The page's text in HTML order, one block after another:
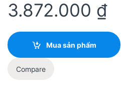
3.872.000 ₫
Mua sản phẩm
Compare